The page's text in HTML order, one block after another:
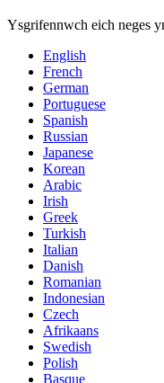
Ysgrifennwch eich neges
English
French
German
Portuguese
Spanish
Russian
Japanese
Korean
Arabic
Irish
Greek
Turkish
Italian
Danish
Romanian
Indonesian
Czech
Afrikaans
Swedish
Polish
Basque